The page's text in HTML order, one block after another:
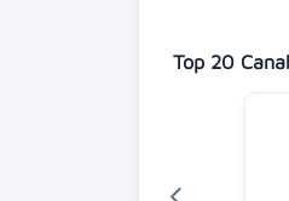
Top 20